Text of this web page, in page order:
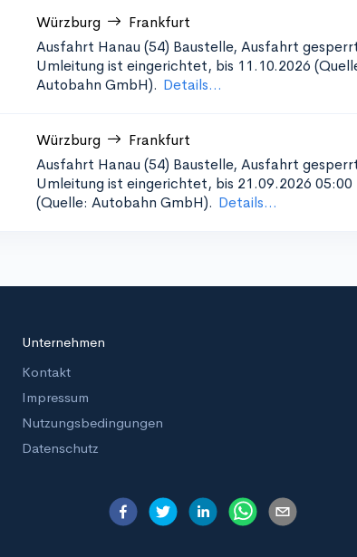
Würzburg Frankfurt
Ausfahrt Hanau (54) Baustelle, Ausfahrt
Umleitung ist eingerichtet, bis 11.10.2026
Autobahn GmbH). Details...
Würzburg Frankfurt
Ausfahrt Hanau (54) Baustelle, Ausfahrt
Umleitung ist eingerichtet, bis 21.09.2026 05:00
(Quelle: Autobahn GmbH). Details...
Unternehmen
Kontakt
Impressum
Nutzungsbedingungen
Datenschutz